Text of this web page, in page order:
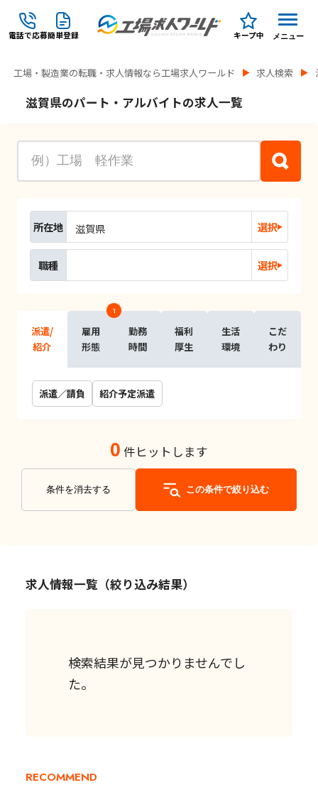
電話で応募簡単登録 キープ中 メニュー
工場・製造業の転職・求人情報なら工場求人ワールド 求人検索
滋賀県のパート・アルバイトの求人一覧
所在地 滋賀県 選択
職種 選択
派遣/
紹介
雇用
形態
1
勤務
時間
福利
厚生
生活
環境
こだ
わり
派遣／請負 紹介予定派遣
0 件ヒットします
条件を消去する この条件で絞り込む
求人情報一覧（絞り込み結果）
検索結果が見つかりませんでし
た。
RECOMMEND